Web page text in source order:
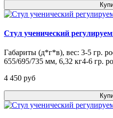
Стул ученический
Габариты (д*г*в), вес: 3-5 гр.
655/695/735 мм, 6,32 кг4-6 гр.
4 450 pуб